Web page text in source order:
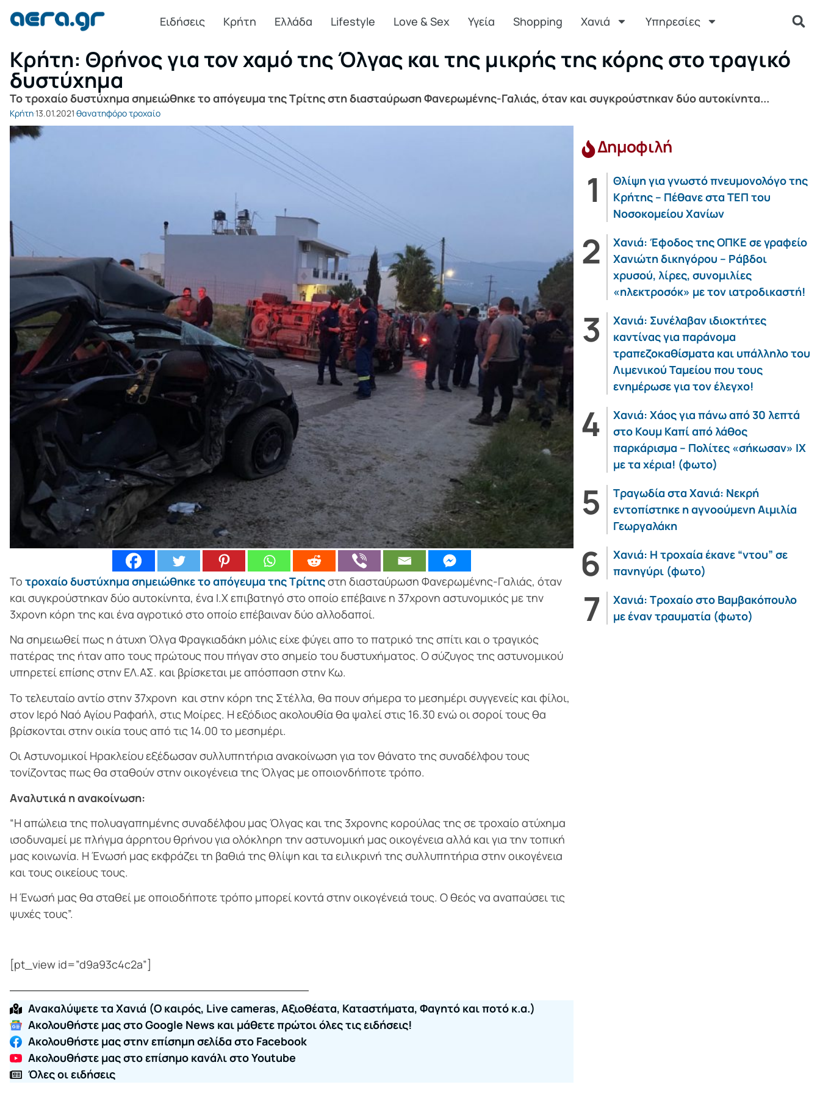
Ειδήσεις Κρήτη Ελλάδα Lifestyle Love & Sex Υγεία Shopping Χανιά Υπηρεσίες
Κρήτη: Θρήνος για τον χαμό της Όλγας και της μικρής της κόρης στο τραγικό
δυστύχημα
Το τροχαίο δυστύχημα σημειώθηκε το απόγευμα της Τρίτης στη διασταύρωση Φανερωμένης-Γαλιάς, όταν και συγκρούστηκαν δύο αυτοκίνητα...
Κρήτη13.01.2021 θανατηφόρο τροχαίο
Το τροχαίο δυστύχημα σημειώθηκε το απόγευμα της Τρίτηςστη διασταύρωση Φανερωμένης-Γαλιάς, όταν
και συγκρούστηκαν δύο αυτοκίνητα, ένα Ι.Χ επιβατηγό στο οποίο επέβαινε η 37χρονη αστυνομικός με την
3χρονη κόρη της και ένα αγροτικό στο οποίο επέβαιναν δύο αλλοδαποί.
Να σημειωθεί πως η άτυχη Όλγα Φραγκιαδάκη μόλις είχε φύγει απο το πατρικό της σπίτι και ο τραγικός
πατέρας της ήταν απο τους πρώτους που πήγαν στο σημείο του δυστυχήματος. Ο σύζυγος της αστυνομικού
υπηρετεί επίσης στην ΕΛ.ΑΣ. και βρίσκεται με απόσπαση στην Κω.
Το τελευταίο αντίο στην 37χρονη και στην κόρη της Στέλλα, θα πουν σήμερα το μεσημέρι συγγενείς και φίλοι,
στον Ιερό Ναό Αγίου Ραφαήλ, στις Μοίρες. Η εξόδιος ακολουθία θα ψαλεί στις 16.30 ενώ οι σοροί τους θα
βρίσκονται στην οικία τους από τις 14.00 το μεσημέρι.
Οι Αστυνομικοί Ηρακλείου εξέδωσαν συλλυπητήρια ανακοίνωση για τον θάνατο της συναδέλφου τους
τονίζοντας πως θα σταθούν στην οικογένεια της Όλγας με οποιονδήποτε τρόπο.
Aναλυτικά η ανακοίνωση:
“Η απώλεια της πολυαγαπημένης συναδέλφου μας Όλγας και της 3χρονης κορούλας της σε τροχαίο ατύχημα
ισοδυναμεί με πλήγμα άρρητου θρήνου για ολόκληρη την αστυνομική μας οικογένεια αλλά και για την τοπική
μας κοινωνία. Η Ένωσή μας εκφράζει τη βαθιά της θλίψη και τα ειλικρινή της συλλυπητήρια στην οικογένεια
και τους οικείους τους.
Η Ένωσή μας θα σταθεί με οποιοδήποτε τρόπο μπορεί κοντά στην οικογένειά τους. Ο θεός να αναπαύσει τις
ψυχές τους”.
[pt_view id=”d9a93c4c2a”]
Ανακαλύψετε τα Χανιά (O καιρός, Live cameras, Αξιοθέατα, Καταστήματα, Φαγητό και ποτό κ.α.)
Ακολουθήστε μας στο Google News και μάθετε πρώτοι όλες τις ειδήσεις!
Ακολουθήστε μας στην επίσημη σελίδα στο Facebook
Ακολουθήστε μας στο επίσημο κανάλι στο Youtube
Όλες οι ειδήσεις
Δημοφιλή
Θλίψη για γνωστό πνευμονολόγο της
Κρήτης – Πέθανε στα ΤΕΠ του
Νοσοκομείου Χανίων
Χανιά: Έφοδος της ΟΠΚΕ σε γραφείο
Χανιώτη δικηγόρου – Ράβδοι
χρυσού, λίρες, συνομιλίες
«ηλεκτροσόκ» με τον ιατροδικαστή!
Χανιά: Συνέλαβαν ιδιοκτήτες
καντίνας για παράνομα
τραπεζοκαθίσματα και υπάλληλο του
Λιμενικού Ταμείου που τους
ενημέρωσε για τον έλεγχο!
Χανιά: Χάος για πάνω από 30 λεπτά
στο Κουμ Καπί από λάθος
παρκάρισμα – Πολίτες «σήκωσαν» ΙΧ
με τα χέρια! (φωτο)
Τραγωδία στα Χανιά: Νεκρή
εντοπίστηκε η αγνοούμενη Αιμιλία
Γεωργαλάκη
Χανιά: Η τροχαία έκανε “ντου” σε
πανηγύρι (φωτο)
Χανιά: Τροχαίο στο Βαμβακόπουλο
με έναν τραυματία (φωτο)